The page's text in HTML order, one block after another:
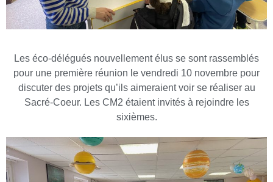
Les éco-délégués nouvellement élus se sont rassemblés
pour une première réunion le vendredi 10 novembre pour
discuter des projets qu’ils aimeraient voir se réaliser au
Sacré-Coeur. Les CM2 étaient invités à rejoindre les
sixièmes.